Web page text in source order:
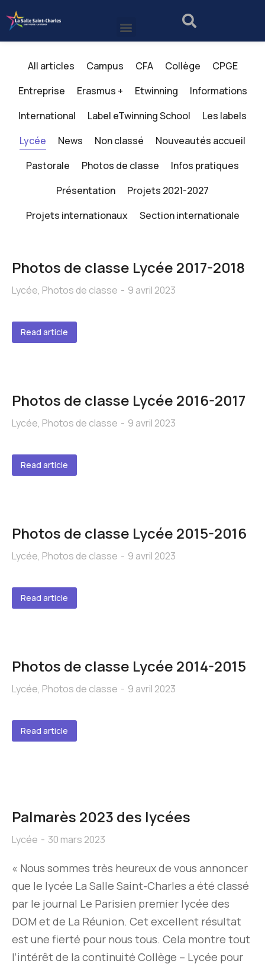
All articles Campus CFA Collège
CPGE
Entreprise
Erasmus + Etwinning
Informations
International
Label eTwinning School
Les labels
Lycée
News Non classé
Nouveautés accueil
Pastorale
Photos de classe
Infos pratiques
Présentation
Projets 2021-2027
Projets internationaux
Section internationale
Photos de classe Lycée 2017-2018
Lycée, Photos de classe 9 avril 2023
Read article
Photos de classe Lycée 2016-2017
Lycée, Photos de classe 9 avril 2023
Read article
Photos de classe Lycée 2015-2016
Lycée, Photos de classe 9 avril 2023
Read article
Photos de classe Lycée 2014-2015
Lycée, Photos de classe 9 avril 2023
Read article
Palmarès 2023 des lycées
Lycée 30 mars 2023
« Nous sommes très heureux de vous annoncer
que le lycée La Salle Saint-Charles a été classé
par le journal Le Parisien premier lycée des
DOM et de La Réunion. Cet excellent résultat
est une fierté pour nous tous. Cela montre tout
l’intérêt de la continuité Collège – Lycée pour